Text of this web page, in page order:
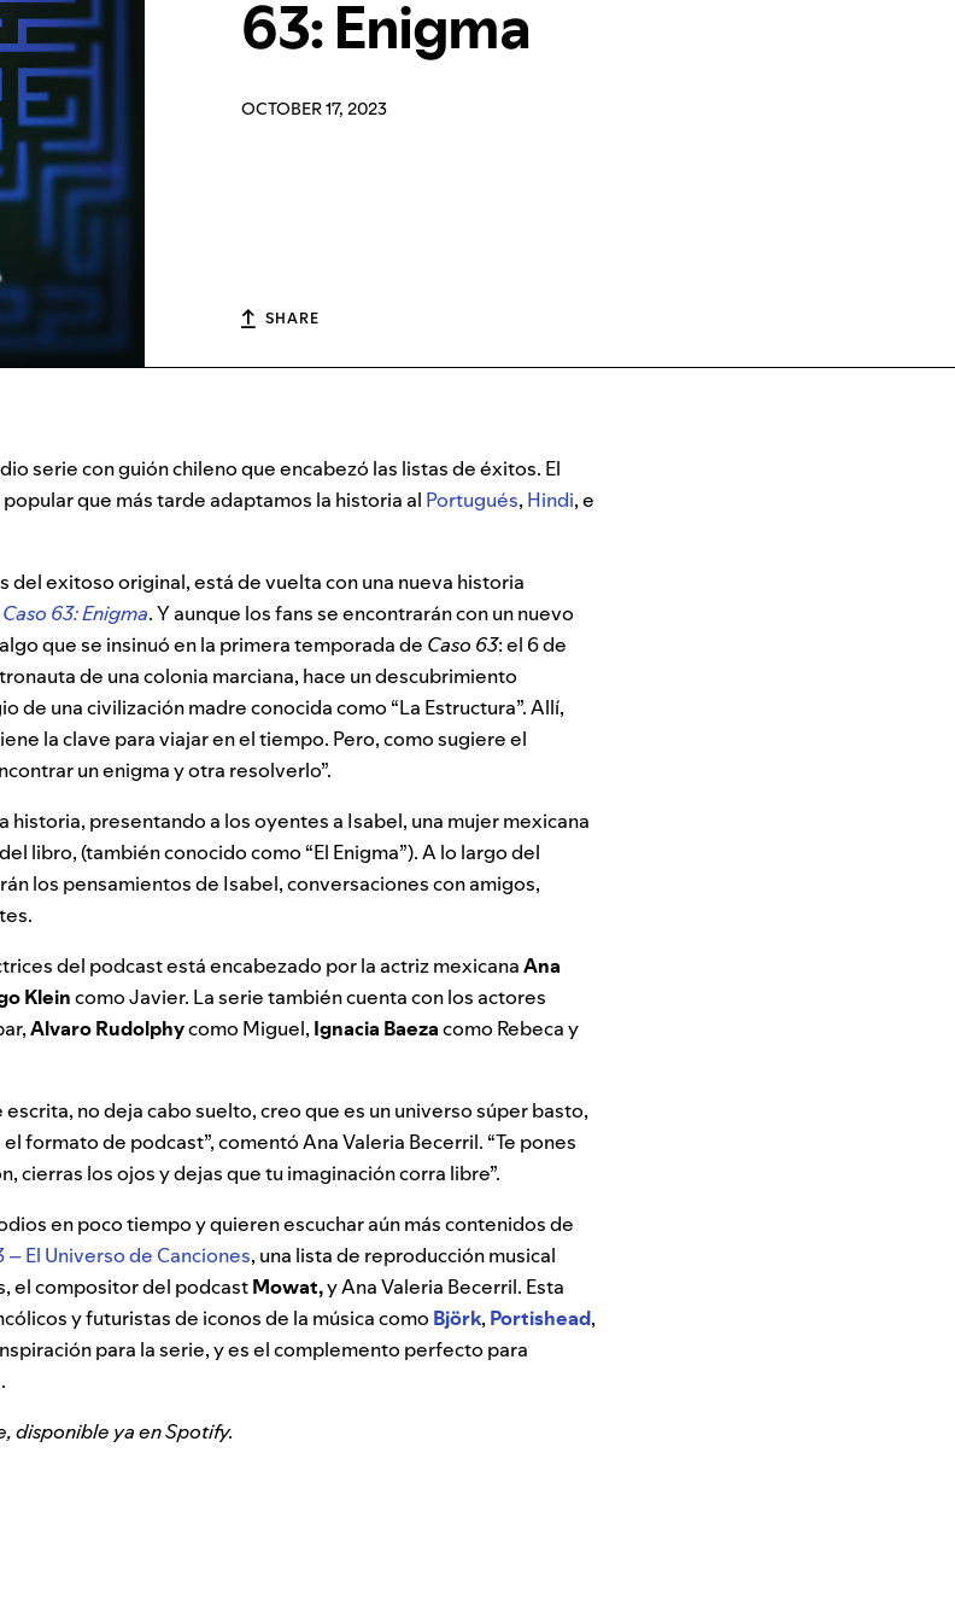
63: Enigma
OCTOBER 17, 2023
SHARE
serie con guión chileno que encabezó las listas de éxitos. El
que más tarde adaptamos la historia al Portugués, Hindi, e
del exitoso original, está de vuelta con una nueva historia
Caso 63: Enigma. Y aunque los fans se encontrarán con un nuevo
que se insinuó en la primera temporada de Caso 63: el 6 de
de una colonia marciana, hace un descubrimiento
de una civilización madre conocida como “La Estructura”. Allí,
la clave para viajar en el tiempo. Pero, como sugiere el
un enigma y otra resolverlo”.
historia, presentando a los oyentes a Isabel, una mujer mexicana
libro, (también conocido como “El Enigma”). A lo largo del
los pensamientos de Isabel, conversaciones con amigos,
del podcast está encabezado por la actriz mexicanaAna
Kleincomo Javier. La serie también cuenta con los actores
Alvaro Rudolphycomo Miguel, Ignacia Baezacomo Rebeca y
no deja cabo suelto, creo que es un universo súper basto,
formato de podcast”, comentó Ana Valeria Becerril. “Te pones
cierras los ojos y dejas que tu imaginación corra libre”.
en poco tiempo y quieren escuchar aún más contenidos de
– El Universo de Canciones, una lista de reproducción musical
el compositor del podcastMowat,y Ana Valeria Becerril. Esta
y futuristas de iconos de la música como Björk, Portishead,
para la serie, y es el complemento perfecto para
disponible ya en Spotify.